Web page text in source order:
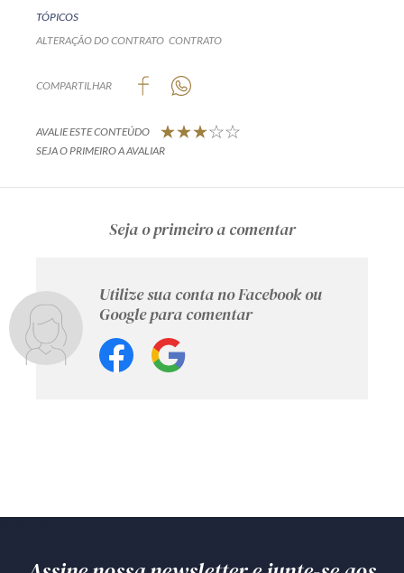
TÓPICOS
ALTERAÇÃO DO CONTRATO CONTRATO
COMPARTILHAR
AVALIE ESTE CONTEÚDO
SEJA O PRIMEIRO A AVALIAR
Seja o primeiro a comentar
Utilize sua conta no Facebook ou
Google para comentar